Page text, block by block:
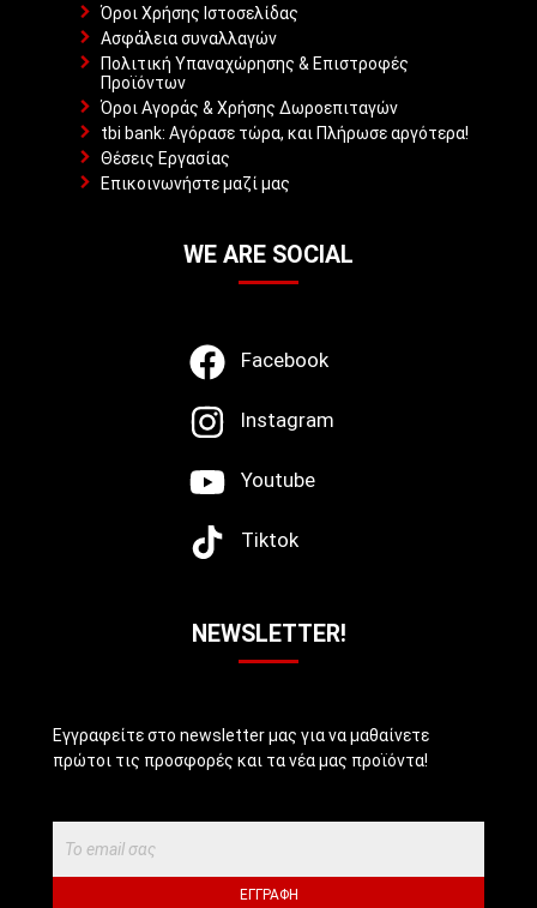
Όροι Χρήσης Ιστοσελίδας
Ασφάλεια συναλλαγών
Πολιτική Υπαναχώρησης & Επιστροφές
Προϊόντων
Όροι Αγοράς & Χρήσης Δωροεπιταγών
tbi bank: Αγόρασε τώρα, και Πλήρωσε αργότερα!
Θέσεις Εργασίας
Επικοινωνήστε μαζί μας
WE ARE SOCIAL
Facebook
Instagram
Youtube
Tiktok
NEWSLETTER!
Εγγραφείτε στο newsletter μας για να μαθαίνετε
πρώτοι τις προσφορές και τα νέα μας προϊόντα!
ΕΓΓΡΑΦΉ